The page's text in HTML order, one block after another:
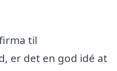
til
er det en god idé at